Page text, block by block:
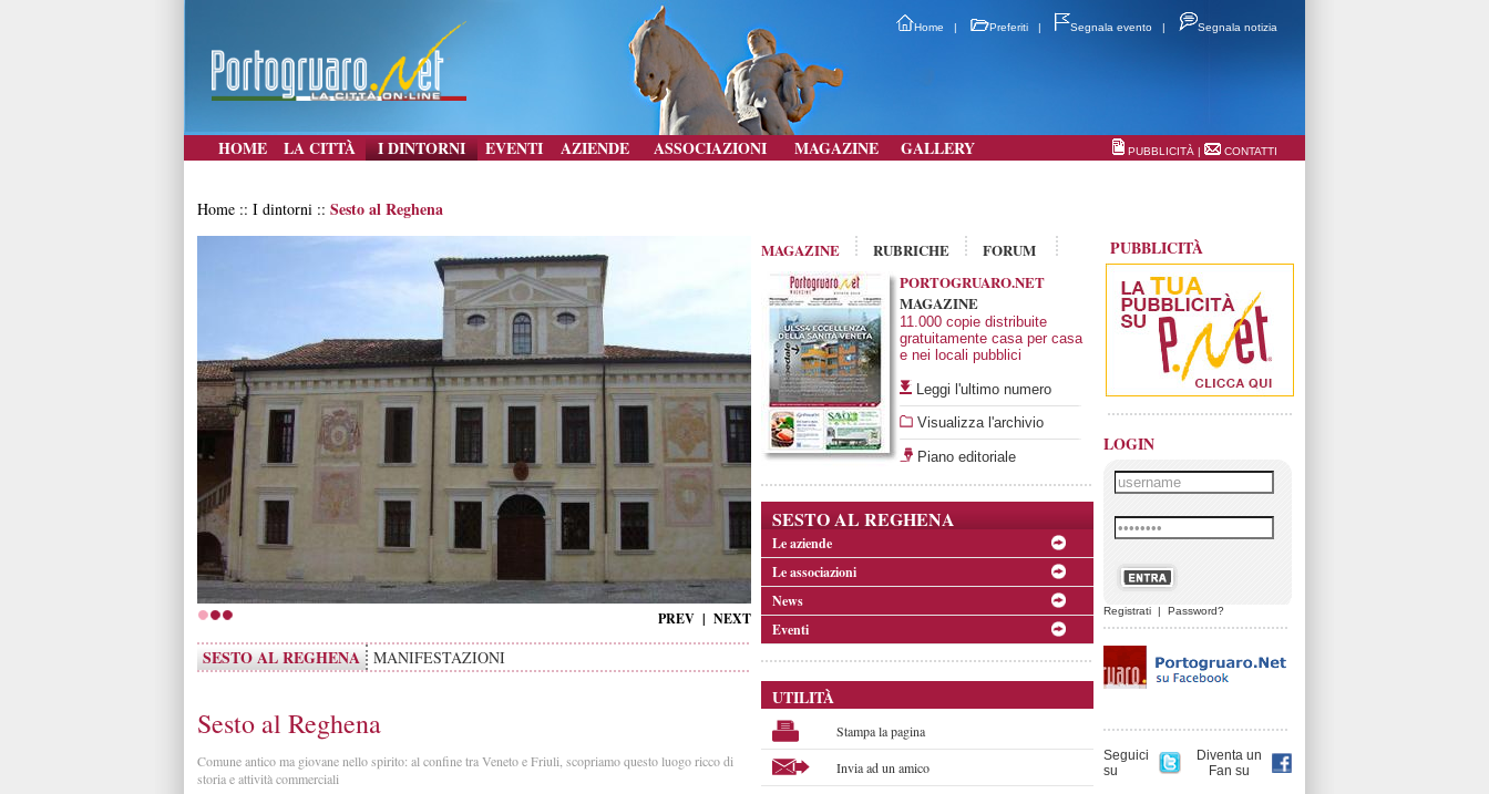
Home | Preferiti | Segnala evento | Segnala notizia
HOME LA CITTÀ I DINTORNI EVENTI AZIENDE ASSOCIAZIONI MAGAZINE GALLERY PUBBLICITÀ | CONTATTI
Home :: I dintorni :: Sesto al Reghena
PREV | NEXT
SESTO AL REGHENA MANIFESTAZIONI
Sesto al Reghena
Comune antico ma giovane nello spirito: al confine tra Veneto e Friuli, scopriamo questo luogo ricco di
storia e attività commerciali
MAGAZINE RUBRICHE
FORUM
PORTOGRUARO.NET
MAGAZINE
11.000 copie distribuite
gratuitamente casa per casa
e nei locali pubblici
Leggi l'ultimo numero
Visualizza l'archivio
Piano editoriale
SESTO AL REGHENA
Le aziende
Le associazioni
News
Eventi
UTILITÀ
Stampa la pagina
Invia ad un amico
PUBBLICITÀ
LOGIN
Registrati | Password?
Seguici
su
Diventa un
Fan su